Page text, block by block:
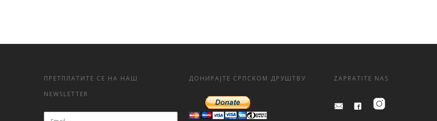
ПРЕТПЛАТИТЕ СЕ НА НАШ
NEWSLETTER
ДОНИРАЈТЕ СРПСКОМ ДРУШТВУ ZAPRATITE NAS